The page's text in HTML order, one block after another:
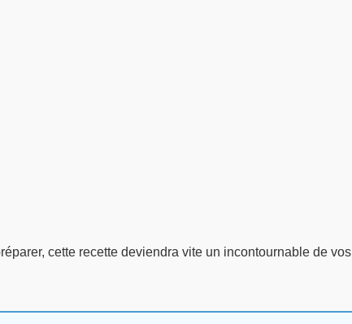
cette recette deviendra vite un incontournable de vos